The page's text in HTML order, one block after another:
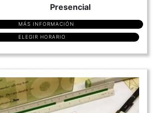
Presencial
MÁS INFORMACIÓN
ELEGIR HORARIO